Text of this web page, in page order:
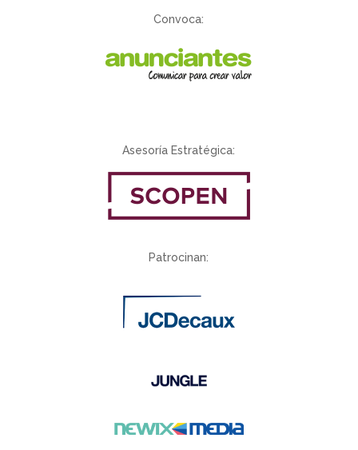
Convoca:
Asesoría Estratégica:
Patrocinan: